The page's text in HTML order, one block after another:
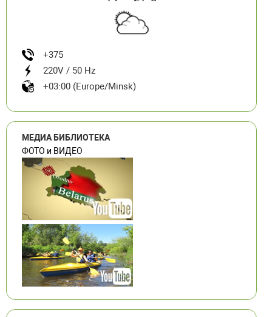
+375
220V / 50 Hz
+03:00 (Europe/Minsk)
МЕДИА БИБЛИОТЕКА
ФОТО и ВИДЕО